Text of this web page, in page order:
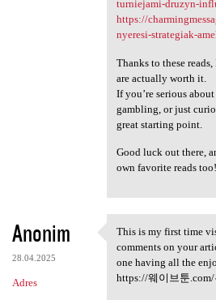
turniejami-druzyn-
https://
nyeresi-strategiak-
Thanks to these
are actually worth it.
If you’re serious
gambling, or just
great starting point.
Good luck out there,
own favorite reads too!
Anonim
28.04.2025
Adres
This is my first
This is my first time
comments on your
one having all the
https://웨이브툰